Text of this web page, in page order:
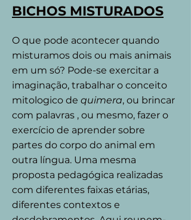
BICHOS MISTURADOS
O que pode acontecer quando
misturamos dois ou mais animais
em um só? Pode-se exercitar a
imaginação, trabalhar o conceito
mitologico de quimera, ou brincar
com palavras , ou mesmo, fazer o
exercício de aprender sobre
partes do corpo do animal em
outra língua. Uma mesma
proposta pedagógica realizadas
com diferentes faixas etárias,
diferentes contextos e